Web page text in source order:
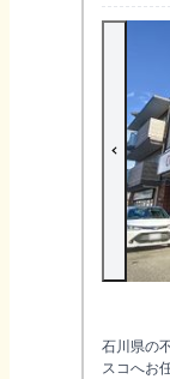
石川県の
スコへお